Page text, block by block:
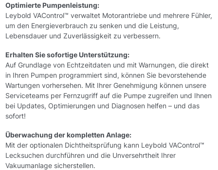
Optimierte Pumpenleistung:
Leybold VAControl™ verwaltet Motorantriebe und mehrere Fühler,
um den Energieverbrauch zu senken und die Leistung,
Lebensdauer und Zuverlässigkeit zu verbessern.
Erhalten Sie sofortige Unterstützung:
Auf Grundlage von Echtzeitdaten und mit Warnungen, die direkt
in Ihren Pumpen programmiert sind, können Sie bevorstehende
Wartungen vorhersehen. Mit Ihrer Genehmigung können unsere
Serviceteams per Fernzugriff auf die Pumpe zugreifen und Ihnen
bei Updates, Optimierungen und Diagnosen helfen – und das
sofort!
Überwachung der kompletten Anlage:
Mit der optionalen Dichtheitsprüfung kann Leybold VAControl™
Lecksuchen durchführen und die Unversehrtheit Ihrer
Vakuumanlage sicherstellen.